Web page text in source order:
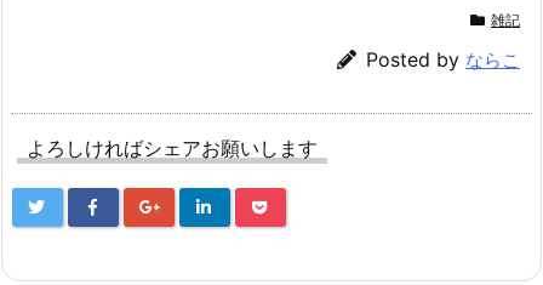
雑記
Posted by ならこ
よろしければシェアお願いします